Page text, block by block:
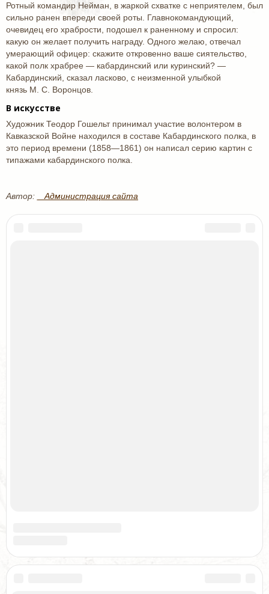
Ротный командир Нейман, в жаркой схватке с неприятелем, был
сильно ранен впереди своей роты. Главнокомандующий,
очевидец его храбрости, подошел к раненному и спросил:
какую он желает получить награду. Одного желаю, отвечал
умерающий офицер: скажите откровенно ваше сиятельство,
какой полк храбрее — кабардинский или куринский? —
Кабардинский, сказал ласково, с неизменной улыбкой
князь М. С. Воронцов.
В искусстве
Художник Теодор Гошельт принимал участие волонтером в
Кавказской Войне находился в составе Кабардинского полка, в
это период времени (1858—1861) он написал серию картин с
типажами кабардинского полка.
Автор: _ Администрация сайта